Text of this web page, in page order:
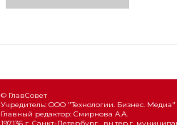
© ГлавСовет
Учредитель: ООО "Технологии. Бизнес. Медиа"
Главный редактор: Смирнова А.А.